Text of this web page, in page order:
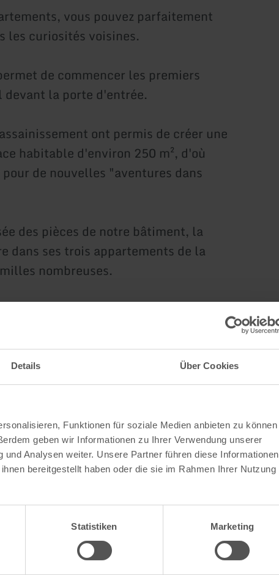
Details Über Cookies
Funktionen für soziale Medien anbieten zu können
geben wir Informationen zu Ihrer Verwendung unserer
Analysen weiter. Unsere Partner führen diese Informationen
bereitgestellt haben oder die sie im Rahmen Ihrer Nutzung
Statistiken Marketing
vous pouvez parfaitement
les curiosités voisines.
de commencer les premiers
la porte d'entrée.
ont permis de créer une
habitable d'environ 250 m², d'où
de nouvelles "aventures dans
des pièces de notre bâtiment, la
dans ses trois appartements de la
nombreuses.